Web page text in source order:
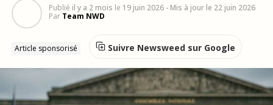
Publié il y a 2 mois le 19 juin 2026 - Mis à jour le 22 juin 2026
Par Team NWD
Article sponsorisé Suivre Newsweed sur Google